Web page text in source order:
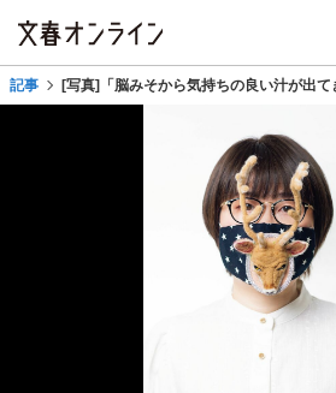
記事 [写真]「脳みそから気持ちの良い汁が出